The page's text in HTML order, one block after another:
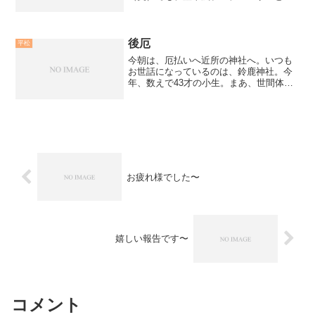
けワンチャンスをモノにする事...
平松 後厄
今朝は、厄払いへ近所の神社へ。いつも
お世話になっているのは、鈴鹿神社。今
年、数えで43才の小生。まあ、世間体で
お疲れ様でした〜
嬉しい報告です〜
コメント